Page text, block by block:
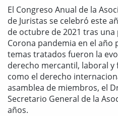
El Congreso Anual de la
de Juristas se celebró este
de octubre de 2021 tras
Corona pandemia en el año
temas tratados fueron la
derecho mercantil, laboral y
como el derecho
asamblea de miembros, el
Secretario General de la
años.